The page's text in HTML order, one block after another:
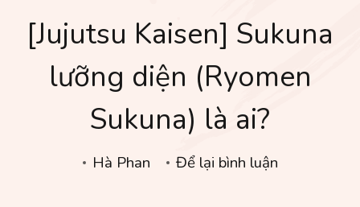
[Jujutsu Kaisen] Sukuna
lưỡng diện (Ryomen
Sukuna) là ai?
Hà Phan Để lại bình luậntại